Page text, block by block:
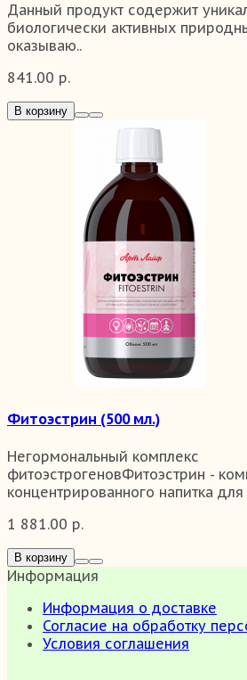
Данный продукт содержит
биологически активных
оказываю..
841.00 р.
В корзину
Фитоэстрин (500 мл.)
Негормональный комплекс
фитоэстрогеновФитоэстрин -
концентрированного напитка для
1 881.00 р.
В корзину
Информация
Информация о доставке
Согласие на обработку
Условия соглашения